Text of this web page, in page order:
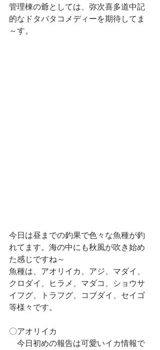
管理棟の爺としては、弥次喜多道中記
的なドタバタコメディーを期待してま
～す。
今日は昼までの釣果で色々な魚種が釣
れてます。海の中にも秋風が吹き始め
た感じですね～
魚種は、アオリイカ、アジ、マダイ、
クロダイ、ヒラメ、マダコ、ショウサ
イフグ、トラフグ、コブダイ、セイゴ
等様々です。
〇アオリイカ
今日初めの報告は可愛いイカ情報で